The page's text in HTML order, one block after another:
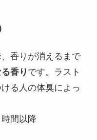
香りが消えるまで
香りです。ラスト
る人の体臭によっ
間以降